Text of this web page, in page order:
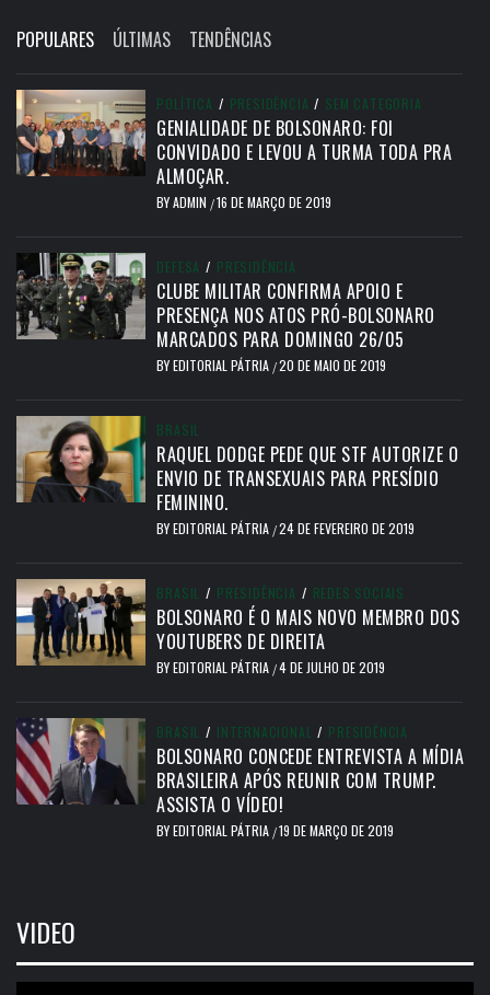
POPULARES ÚLTIMAS TENDÊNCIAS
POLÍTICA / PRESIDÊNCIA / SEM CATEGORIA
GENIALIDADE DE BOLSONARO: FOI
CONVIDADO E LEVOU A TURMA TODA PRA
ALMOÇAR.
BYADMIN /16 DE MARÇO DE 2019
DEFESA / PRESIDÊNCIA
CLUBE MILITAR CONFIRMA APOIO E
PRESENÇA NOS ATOS PRÓ-BOLSONARO
MARCADOS PARA DOMINGO 26/05
BYEDITORIAL PÁTRIA /20 DE MAIO DE 2019
BRASIL
RAQUEL DODGE PEDE QUE STF AUTORIZE O
ENVIO DE TRANSEXUAIS PARA PRESÍDIO
FEMININO.
BYEDITORIAL PÁTRIA /24 DE FEVEREIRO DE 2019
BRASIL / PRESIDÊNCIA / REDES SOCIAIS
BOLSONARO É O MAIS NOVO MEMBRO DOS
YOUTUBERS DE DIREITA
BYEDITORIAL PÁTRIA /4 DE JULHO DE 2019
BRASIL / INTERNACIONAL / PRESIDÊNCIA
BOLSONARO CONCEDE ENTREVISTA A MÍDIA
BRASILEIRA APÓS REUNIR COM TRUMP.
ASSISTA O VÍDEO!
BYEDITORIAL PÁTRIA /19 DE MARÇO DE 2019
VIDEO